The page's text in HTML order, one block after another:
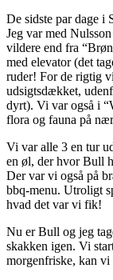
De sidste par dage i
Jeg var med
vildere end fra
med elevator (det
ruder! For de rigtig
udsigtsdækket,
dyrt). Vi var også i
flora og fauna på
Vi var alle 3 en tur
en øl, der hvor Bull
Der var vi også på
bbq-menu. Utroligt
hvad det var vi fik!
Nu er Bull og jeg
skakken igen. Vi
morgenfriske, kan